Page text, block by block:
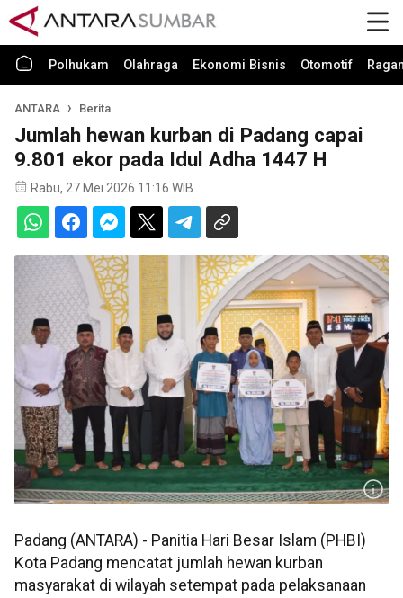
Polhukam Olahraga Ekonomi Bisnis Otomotif
ANTARA Berita
Jumlah hewan kurban di Padang capai
9.801 ekor pada Idul Adha 1447 H
Rabu, 27 Mei 2026 11:16 WIB
Padang (ANTARA) - Panitia Hari Besar Islam (PHBI)
Kota Padang mencatat jumlah hewan kurban
masyarakat di wilayah setempat pada pelaksanaan